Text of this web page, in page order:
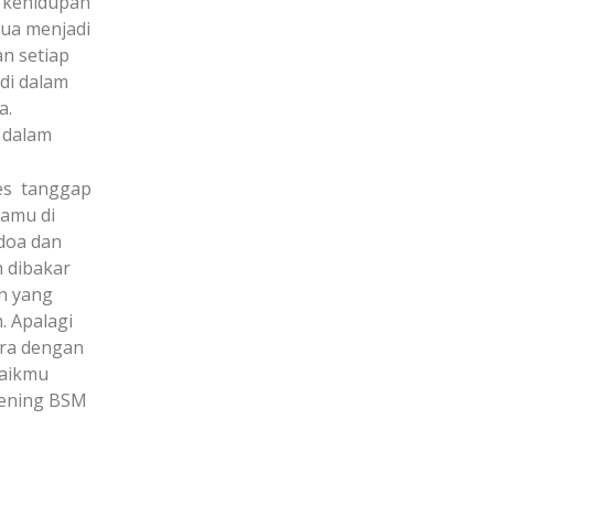
menjadi
setiap
dalam
tanggap
di
dan
dibakar
yang
Apalagi
dengan
BSM